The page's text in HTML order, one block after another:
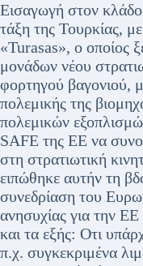
Εισαγωγή στον
τάξη της Τουρκίας,
«Turasas», ο οποίος
μονάδων νέου
φορτηγού βαγονιού,
πολεμικής της
πολεμικών
SAFE της ΕΕ να
στη στρατιωτική
ειπώθηκε αυτήν τη
συνεδρίαση του
ανησυχίας για την
και τα εξής: Οτι
π.χ. συγκεκριμένα